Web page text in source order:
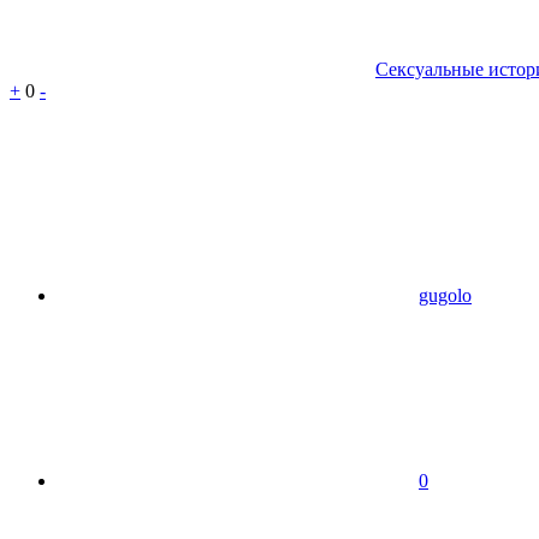
Сексуальные
+ 0 -
gugolo
0